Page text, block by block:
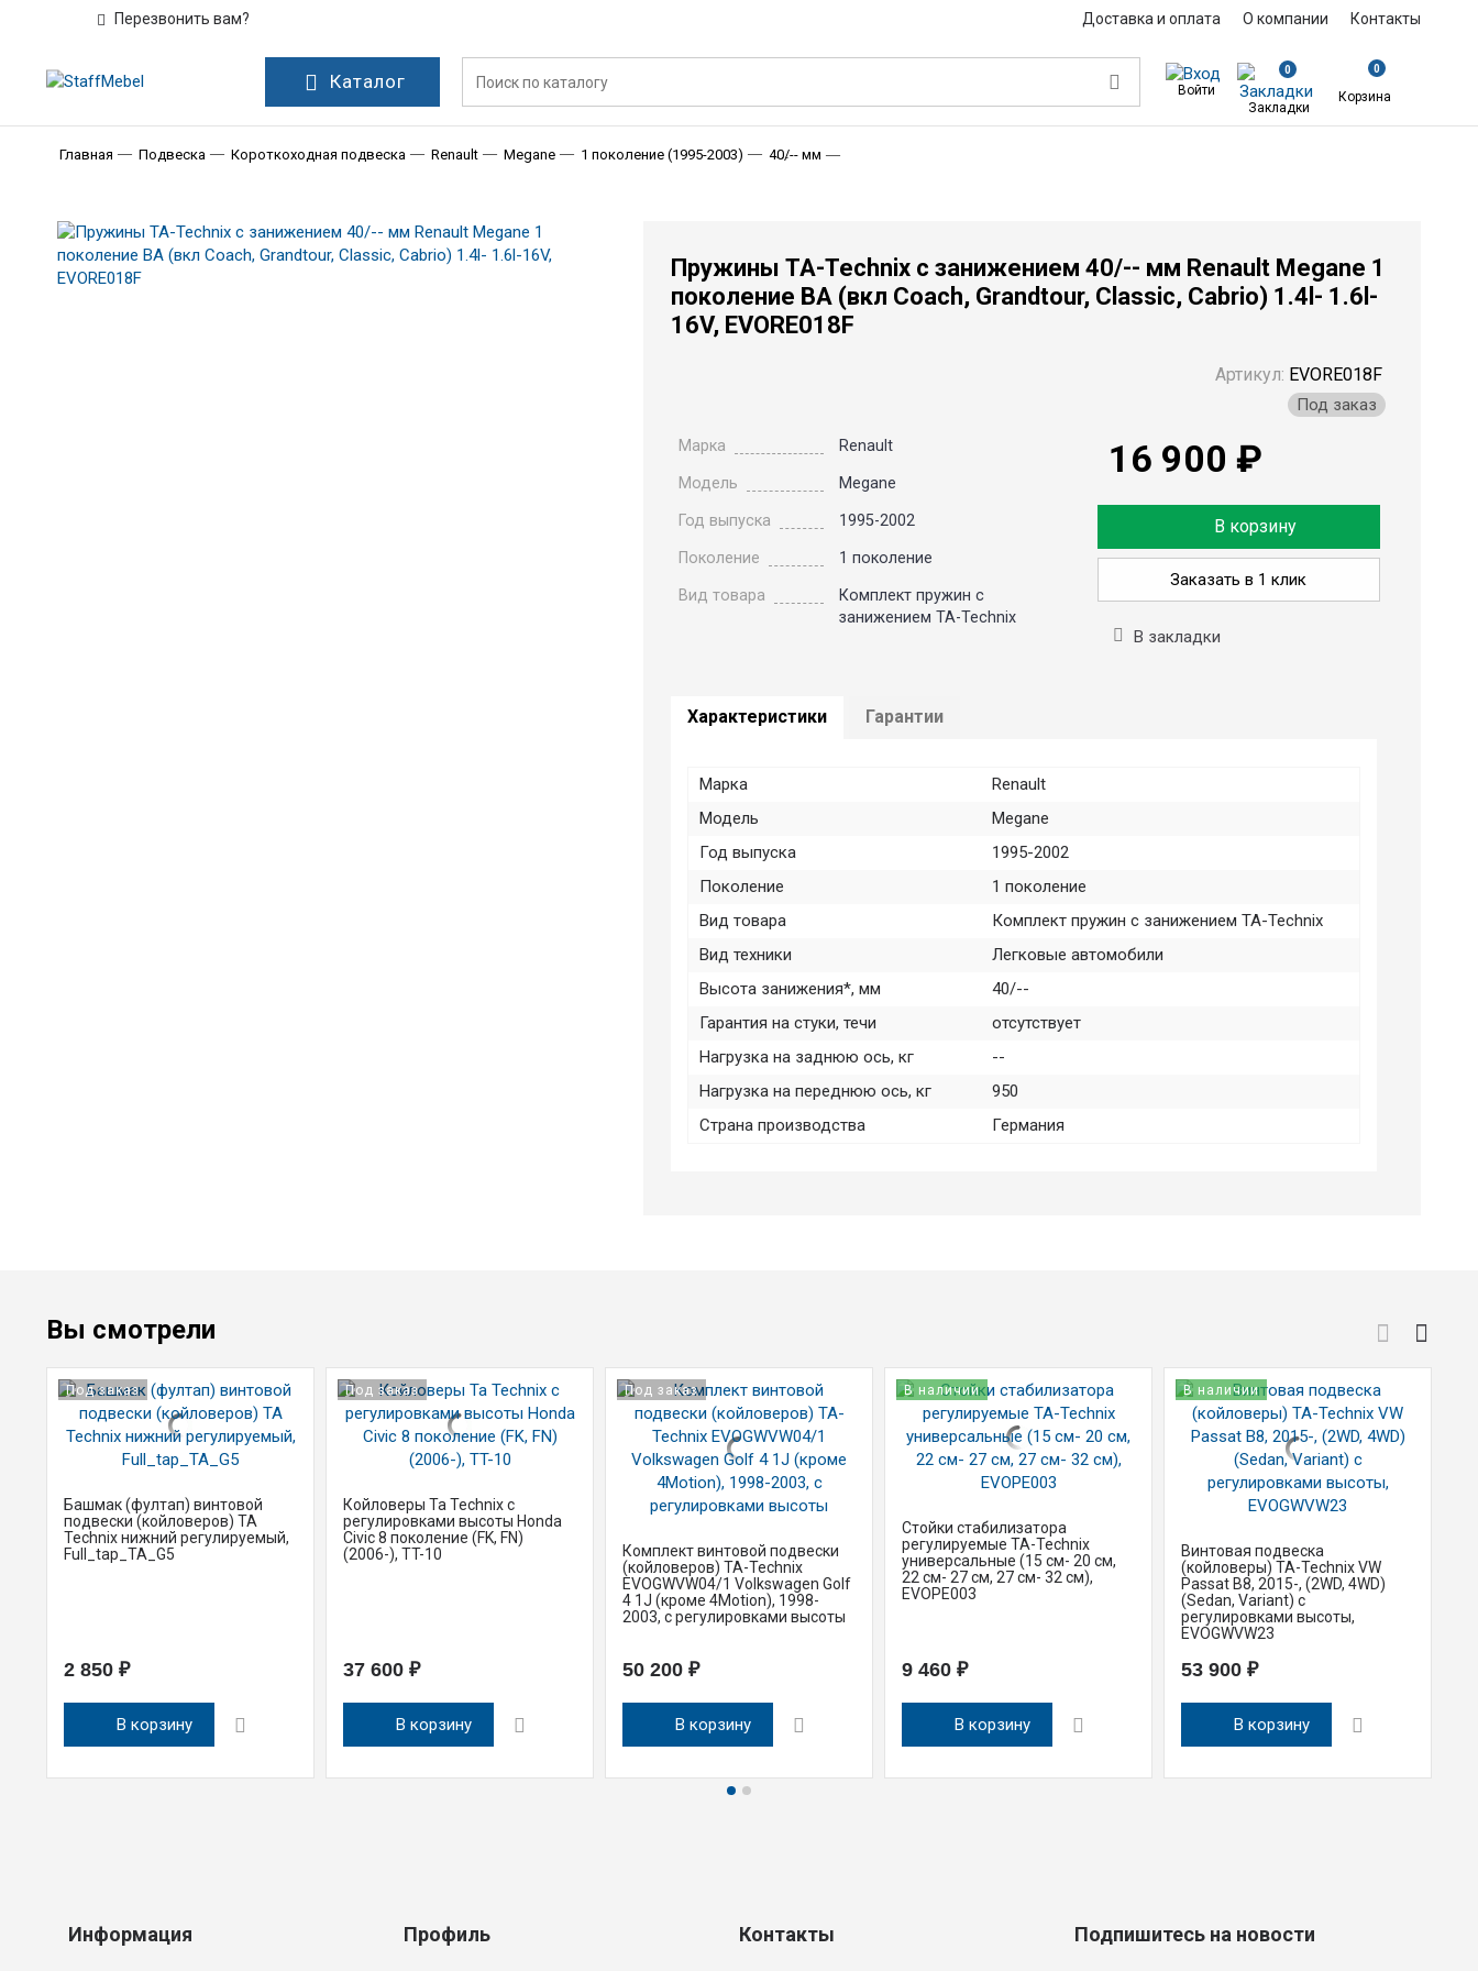
Перезвонить вам? Доставка и оплата О компании Контакты
Каталог Войти
0
Закладки
0
Корзина
Главная Подвеска Короткоходная подвеска Renault Megane 1 поколение (1995-2003) 40/-- мм
Пружины TA-Technix с занижением 40/-- мм Renault Megane 1
поколение BA (вкл Coach, Grandtour, Classic, Cabrio) 1.4l- 1.6l-
16V, EVORE018F
Марка
Renault
Модель
Megane
Год выпуска
1995-2002
Поколение
1 поколение
Вид товара
Комплект пружин с
занижением TA-Technix
Артикул: EVORE018F
Под заказ
16 900 ₽
В корзину
Заказать в 1 клик
В закладки
Характеристики Гарантии
Марка
Renault
Модель
Megane
Год выпуска
1995-2002
Поколение
1 поколение
Вид товара
Комплект пружин с занижением TA-Technix
Вид техники
Легковые автомобили
Высота занижения*, мм
40/--
Гарантия на стуки, течи
отсутствует
Нагрузка на заднюю ось, кг
--
Нагрузка на переднюю ось, кг
950
Страна производства
Германия
Вы смотрели
Под заказ
Башмак (фултап) винтовой
подвески (койловеров) TA
Technix нижний регулируемый,
Full_tap_TA_G5
2 850 ₽
В корзину
Под заказ
Койловеры Ta Technix с
регулировками высоты Honda
Civic 8 поколение (FK, FN)
(2006-), TT-10
37 600 ₽
В корзину
Под заказ
Комплект винтовой подвески
(койловеров) TA-Technix
EVOGWVW04/1 Volkswagen Golf
4 1J (кроме 4Motion), 1998-
2003, с регулировками высоты
50 200 ₽
В корзину
В наличии
Стойки стабилизатора
регулируемые TA-Technix
универсальные (15 см- 20 см,
22 см- 27 см, 27 см- 32 см),
EVOPE003
9 460 ₽
В корзину
В наличии
Винтовая подвеска
(койловеры) TA-Technix VW
Passat B8, 2015-, (2WD, 4WD)
(Sedan, Variant) с
регулировками высоты,
EVOGWVW23
53 900 ₽
В корзину
Информация Профиль Контакты Подпишитесь на новости